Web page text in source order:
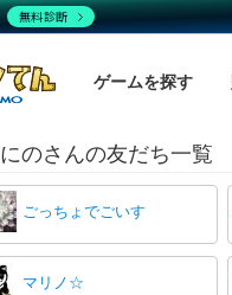
ゲームを探す
にのさんの友だち一覧
ごっちょでごいす
マリノ☆
無料診断